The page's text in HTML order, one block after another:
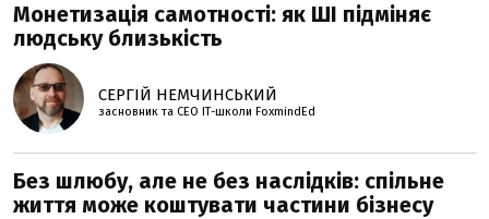
Монетизація самотності: як ШІ підміняє
людську близькість
СЕРГІЙ НЕМЧИНСЬКИЙ
засновник та СЕО ІТ-школи FoxmindEd
Без шлюбу, але не без наслідків: спільне
життя може коштувати частини бізнесу